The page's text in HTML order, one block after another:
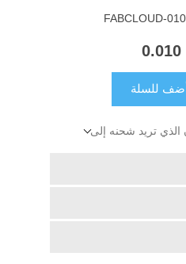
FABCLOUD-
للسلة
الذي تريد شحنه إلى